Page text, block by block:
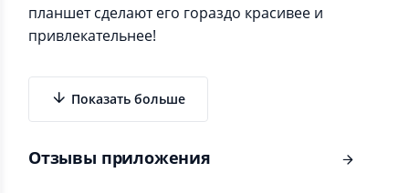
планшет сделают его гораздо красивее и
привлекательнее!
Показать больше
Отзывы приложения